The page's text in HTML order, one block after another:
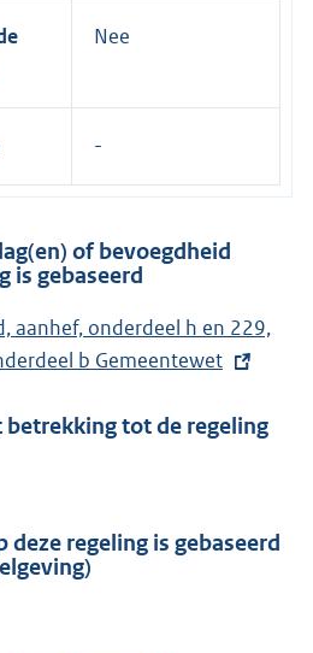
Nee
of bevoegdheid
is gebaseerd
aanhef, onderdeel h en 229,
b Gemeentewet
tot de regeling
deze regeling is gebaseerd